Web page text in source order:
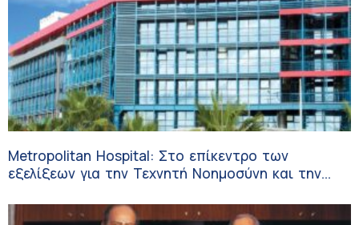
Metropolitan Hospital: Στο επίκεντρο των
εξελίξεων για την Τεχνητή Νοημοσύνη και την